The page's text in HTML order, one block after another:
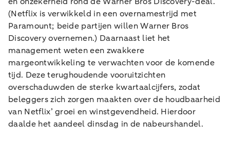
(Netflix is verwikkeld in een overnamestrijd met
Paramount; beide partijen willen Warner Bros
Discovery overnemen.) Daarnaast liet het
management weten een zwakkere
margeontwikkeling te verwachten voor de komende
tijd. Deze terughoudende vooruitzichten
overschaduwden de sterke kwartaalcijfers, zodat
beleggers zich zorgen maakten over de houdbaarheid
van Netflix’ groei en winstgevendheid. Hierdoor
daalde het aandeel dinsdag in de nabeurshandel.